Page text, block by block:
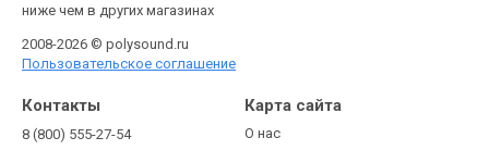
ниже чем в других магазинах
2008-2026 © polysound.ru
Пользовательское соглашение
Контакты
8 (800) 555-27-54
Карта сайта
О нас